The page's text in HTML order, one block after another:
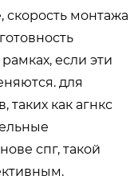
монтажа
если эти
для
таких как агнкс
спг, такой